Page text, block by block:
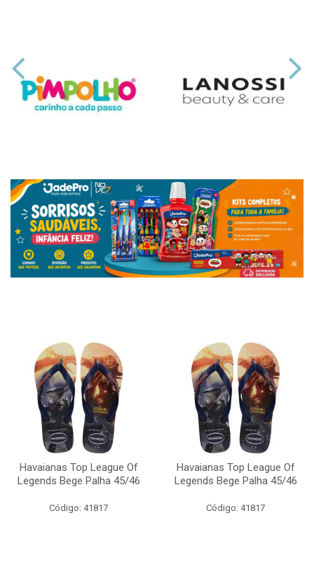
Havaianas Top League Of
Legends Bege Palha 45/46
Código: 41817
Havaianas Top League Of
Legends Bege Palha 45/46
Código: 41817